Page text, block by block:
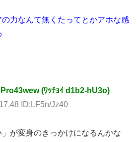
力なんて無くたってとかアホな感
(ﾜｯﾁｮｲ d1b2-hU3o)
ID:LF5n/Jz40
が変身のきっかけになるんかな